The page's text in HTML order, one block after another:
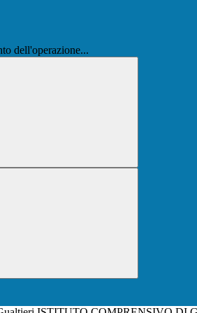
dell'operazione...